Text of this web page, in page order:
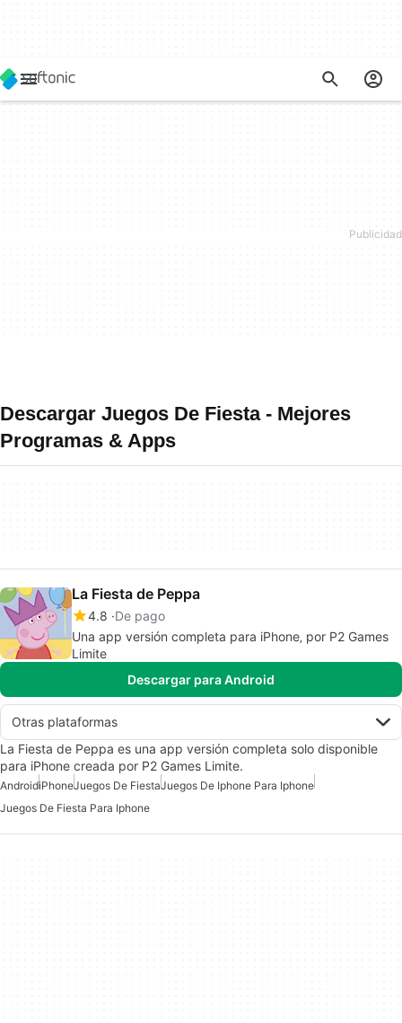
Descargar Juegos De Fiesta - Mejores
Programas & Apps
La Fiesta de Peppa
4.8 De pago
Una app versión completa para iPhone‚ por P2 Games
Limite
Descargar para Android
Otras plataformas
La Fiesta de Peppa es una app versión completa solo disponible
para iPhone creada por P2 Games Limite.
AndroidiPhoneJuegos De FiestaJuegos De Iphone Para Iphone
Juegos De Fiesta Para Iphone